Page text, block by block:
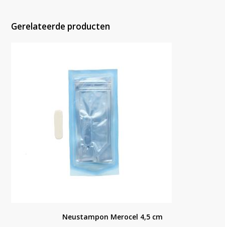
Gerelateerde producten
Neustampon Merocel 4,5 cm